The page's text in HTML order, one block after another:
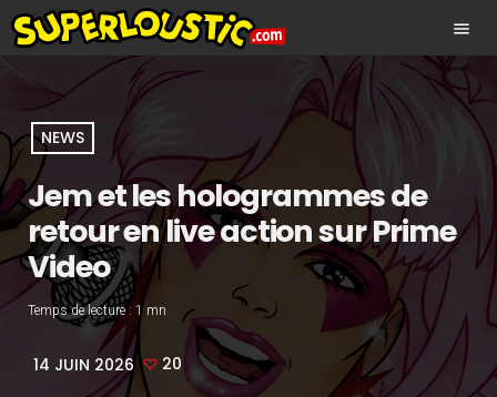
menu
NEWS
Jem et les hologrammes de
retour en live action sur Prime
Video
Temps de lecture : 1 mn
14 JUIN 2026 20